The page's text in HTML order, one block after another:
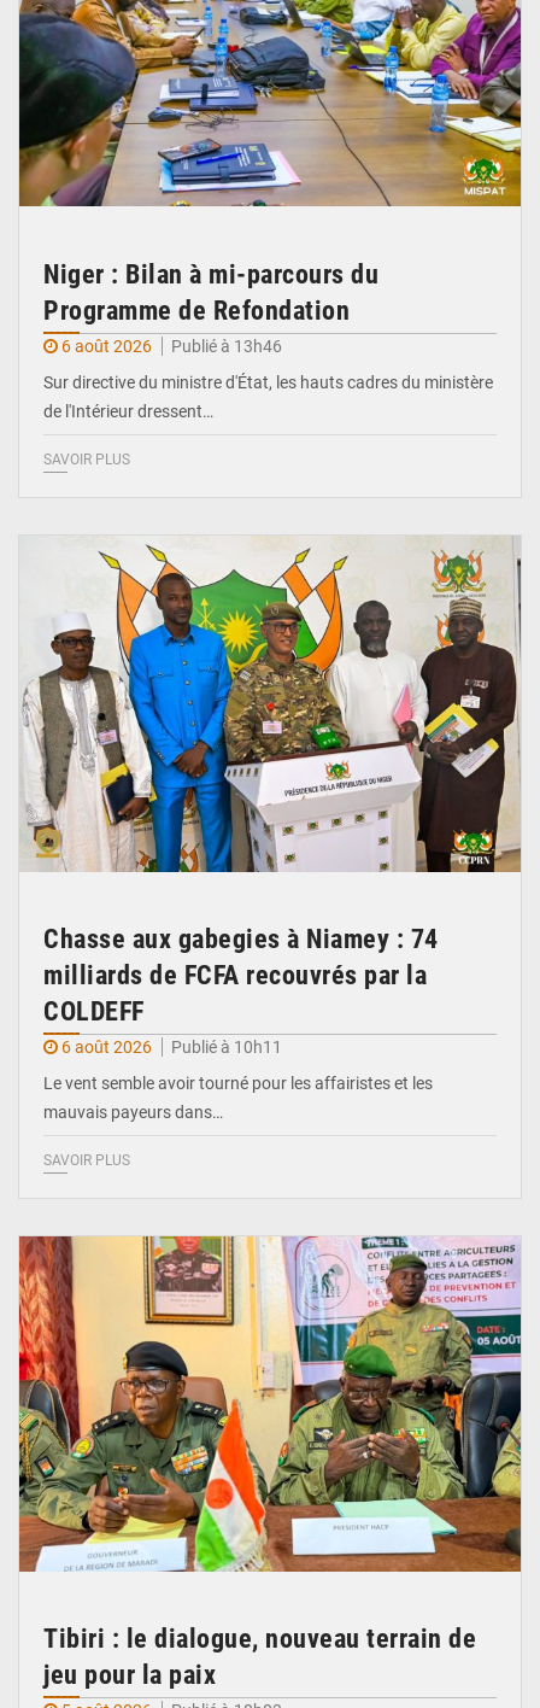
Niger : Bilan à mi-parcours du
Programme de Refondation
6 août 2026
Publié à 13h46
Sur directive du ministre d'État, les hauts cadres du ministère
de l'Intérieur dressent…
SAVOIR PLUS
Chasse aux gabegies à Niamey : 74
milliards de FCFA recouvrés par la
COLDEFF
6 août 2026
Publié à 10h11
Le vent semble avoir tourné pour les affairistes et les
mauvais payeurs dans…
SAVOIR PLUS
Tibiri : le dialogue, nouveau terrain de
jeu pour la paix